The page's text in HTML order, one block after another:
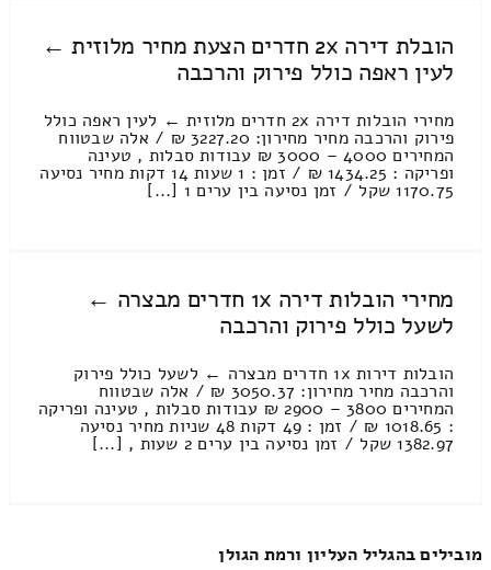
הובלת דירה 2x חדרים הצעת מחיר מלוזית ←
לעין ראפה כולל פירוק והרכבה
מחירי הובלות דירה 2x חדרים מלוזית ← לעין ראפה כולל
פירוק והרכבה מחיר מחירון: 3227.20 ₪ / אלה שבטווח
המחירים 4000 – 3000 ₪ עבודות סבלות , טעינה
ופריקה : 1434.25 ₪ / זמן : 1 שעות 14 דקות מחיר נסיעה
1170.75 שקל / זמן נסיעה בין ערים 1 [...]
מחירי הובלות דירה 1x חדרים מבצרה ←
לשעל כולל פירוק והרכבה
הובלות דירות 1x חדרים מבצרה ← לשעל כולל פירוק
והרכבה מחיר מחירון: 3050.37 ₪ / אלה שבטווח
המחירים 3800 – 2900 ₪ עבודות סבלות , טעינה ופריקה
: 1018.65 ₪ / זמן : 49 דקות 48 שניות מחיר נסיעה
1382.97 שקל / זמן נסיעה בין ערים 2 שעות , [...]
מובילים בהגליל העליון ורמת הגולן